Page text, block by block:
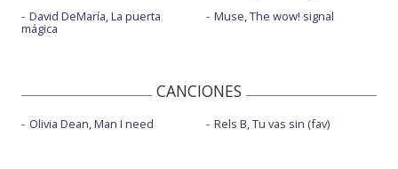
David DeMaría, La puerta
mágica
Muse, The wow! signal
CANCIONES
Olivia Dean, Man I need Rels B, Tu vas sin (fav)